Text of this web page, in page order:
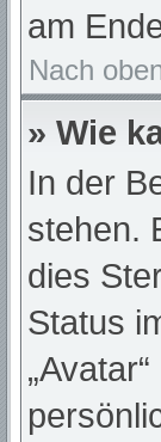
am
Nach
» Wie
In der
stehen.
dies
Status